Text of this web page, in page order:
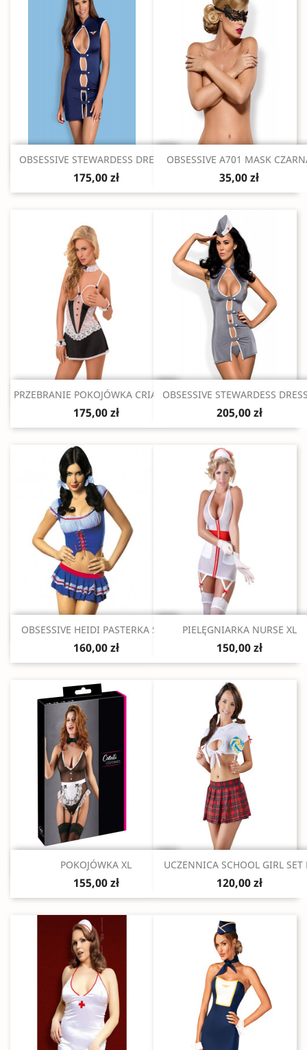
Szybki podgląd
OBSESSIVE STEWARDESS DRESS...
175,00 zł
Szybki podgląd
OBSESSIVE A701 MASK
35,00 zł
Szybki podgląd
PRZEBRANIE POKOJÓWKA CRIADA...
175,00 zł
Szybki podgląd
OBSESSIVE STEWARDESS
205,00 zł
Szybki podgląd
OBSESSIVE HEIDI PASTERKA S/M
160,00 zł
Szybki podgląd
PIELĘGNIARKA NURSE XL
150,00 zł
Szybki podgląd
POKOJÓWKA XL
155,00 zł
Szybki podgląd
UCZENNICA SCHOOL GIRL SET
120,00 zł